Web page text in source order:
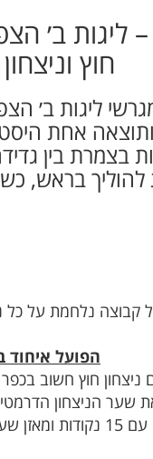
משחקי מחזור 7
חוץ
ליגות ב׳
ותוצאה אחת
בצמרת בין
הפועל איחוד
חוץ חשוב
כבש את שער הניצחון